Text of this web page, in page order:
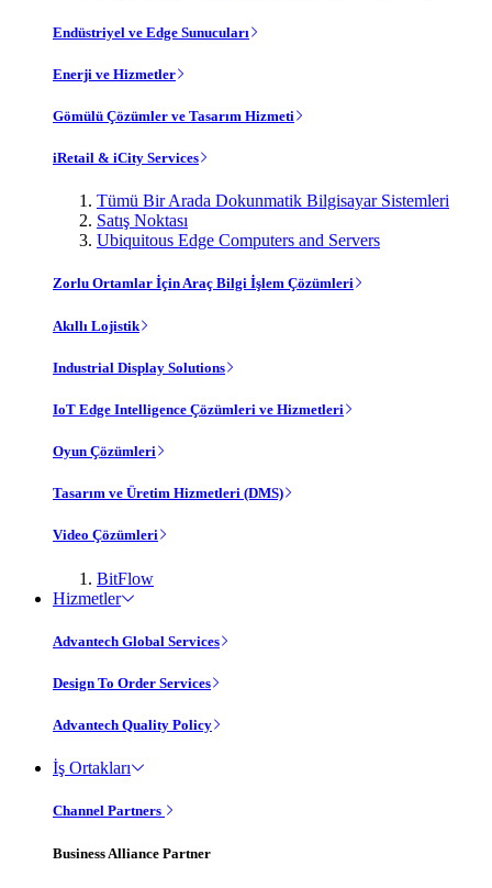
Endüstriyel ve Edge Sunucuları
Enerji ve Hizmetler
Gömülü Çözümler ve Tasarım Hizmeti
iRetail & iCity Services
Tümü Bir Arada Dokunmatik Bilgisayar Sistemleri
Satış Noktası
Ubiquitous Edge Computers and Servers
Zorlu Ortamlar İçin Araç Bilgi İşlem Çözümleri
Akıllı Lojistik
Industrial Display Solutions
IoT Edge Intelligence Çözümleri ve Hizmetleri
Oyun Çözümleri
Tasarım ve Üretim Hizmetleri (DMS)
Video Çözümleri
BitFlow
Hizmetler
Advantech Global Services
Design To Order Services
Advantech Quality Policy
İş Ortakları
Channel Partners
Business Alliance Partner